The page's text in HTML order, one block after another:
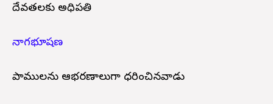
దేవతలకు అధిపతి
నాగభూషణ
పాములను ఆభరణాలుగా ధరించినవాడు